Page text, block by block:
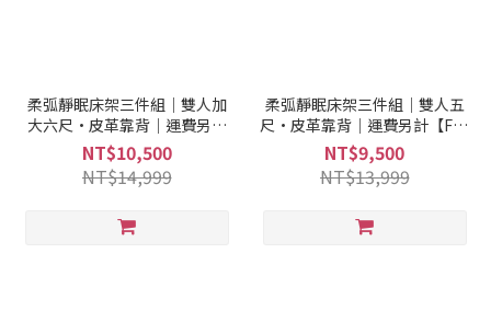
柔弧靜眠床架三件組｜雙人加
大六尺·皮革靠背｜運費另計
【FN-009】
NT$10,500
NT$14,999
柔弧靜眠床架三件組｜雙人五
尺·皮革靠背｜運費另計【FN-
009】
NT$9,500
NT$13,999